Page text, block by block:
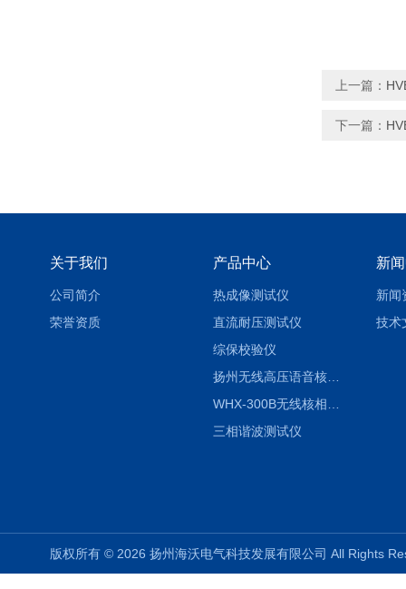
上一篇：
下一篇：
关于我们
公司简介
荣誉资质
产品中心
热成像测试仪
直流耐压测试仪
综保校验仪
扬州无线高压语音核相仪
三相谐波测试仪
新
新闻
技术
版权所有 © 2026 扬州海沃电气科技发展有限公司 All